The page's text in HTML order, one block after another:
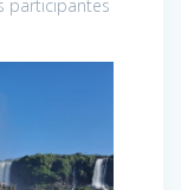
participantes